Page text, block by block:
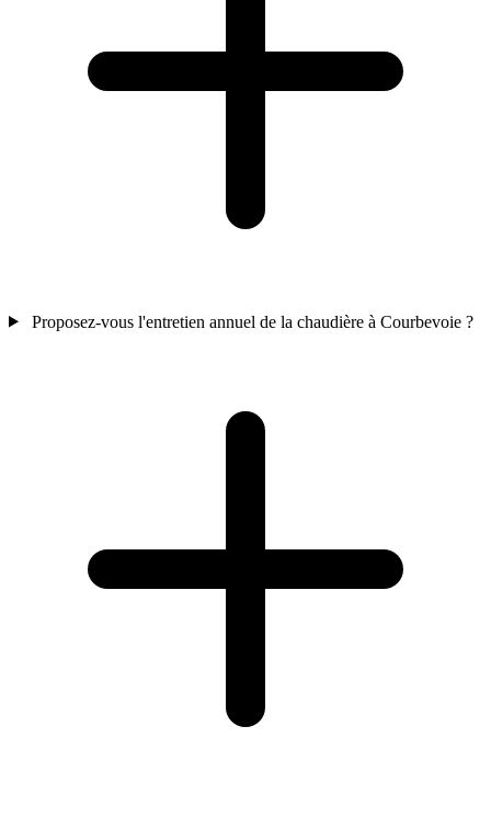
Proposez-vous l'entretien annuel de la chaudière à Courbevoie ?